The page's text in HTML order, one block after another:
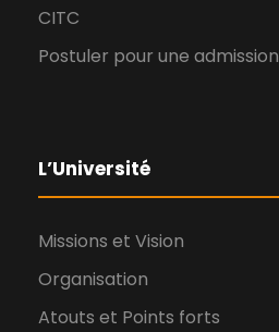
CITC
Postuler pour une admission
L’Université
Missions et Vision
Organisation
Atouts et Points forts